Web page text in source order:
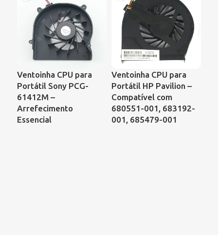
Ventoinha CPU para
Portátil Sony PCG-
61412M –
Arrefecimento
Essencial
Ventoinha CPU para
Portátil HP Pavilion –
Compatível com
680551-001, 683192-
001, 685479-001